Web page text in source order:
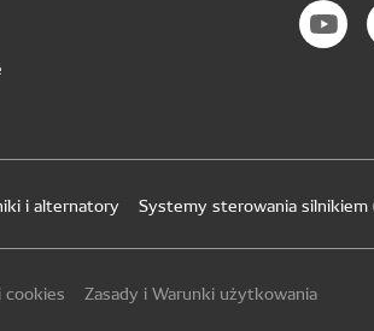
i alternatory Systemy sterowania silnikiem
Zasady i Warunki użytkowania